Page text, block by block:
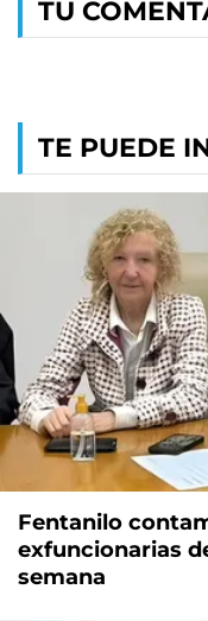
TU
TE PUEDE
Fentanilo
exfuncionarias
semana